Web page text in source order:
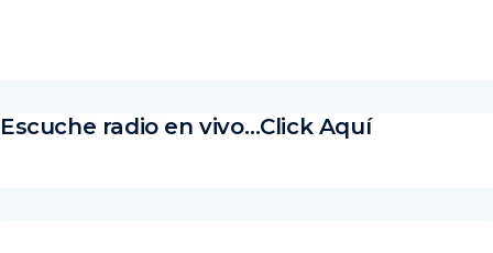
Escuche radio en vivo…Click Aquí